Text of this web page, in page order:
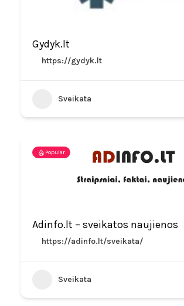
Gydyk.lt
https://gydyk.lt
Sveikata
Popular
Adinfo.lt – sveikatos naujienos
https://adinfo.lt/sveikata/
Sveikata